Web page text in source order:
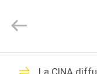
CASA
Online
Market.
Reserved.
La CINA